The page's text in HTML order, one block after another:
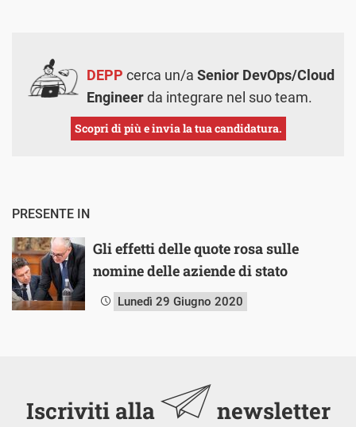
DEPP cerca un/a Senior DevOps/Cloud
Engineerda integrare nel suo team.
Scopri di più e invia la tua candidatura.
PRESENTE IN
Gli effetti delle quote rosa sulle
nomine delle aziende di stato
Lunedì 29 Giugno 2020
Iscriviti alla newsletter